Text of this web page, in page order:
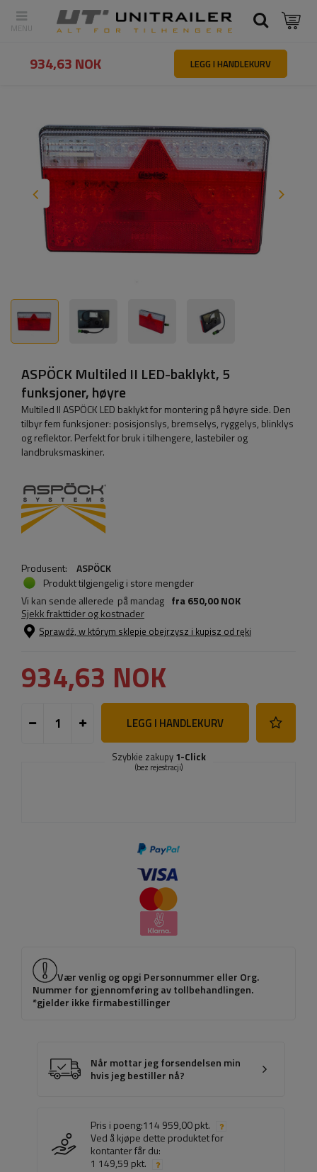
Tilbake Hovedside Belysning og elektrisk utstyr Baklykter
ASPÖCK Multiled II LED-baklykt, 5
funksjoner, høyre
Multiled II ASPÖCK LED baklykt for montering på høyre side. Den
tilbyr fem funksjoner: posisjonslys, bremselys, ryggelys, blinklys
og reflektor. Perfekt for bruk i tilhengere, lastebiler og
landbruksmaskiner.
Produsent:
ASPÖCK
Produkt tilgjengelig i store mengder
Vi kan sende allerede på mandag fra650,00 NOK
Sjekk frakttider og kostnader
Sprawdź, w którym sklepie obejrzysz i kupisz od ręki
934,63 NOK
LEGG I HANDLEKURV
Szybkie zakupy 1-Click
(bez rejestracji)
Vær venlig og opgi Personnummer eller Org.
Nummer for gjennomføring av tollbehandlingen.
*gjelder ikke firmabestillinger
Når mottar jeg forsendelsen min
hvis jeg bestiller nå?
Pris i poeng:114 959,00 pkt.
Ved å kjøpe dette produktet for
kontanter får du:
1 149,59 pkt.
934,63 NOK LEGG I HANDLEKURV